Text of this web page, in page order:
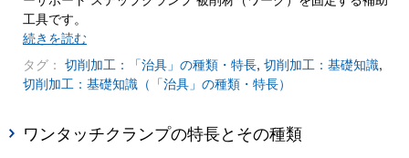
工具です。
続きを読む
タグ： 切削加工：「治具」の種類・特長, 切削加工：基礎知識,
切削加工：基礎知識（「治具」の種類・特長）
ワンタッチクランプの特長とその種類